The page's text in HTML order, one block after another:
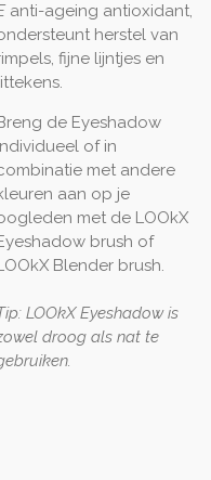
anti-ageing antioxidant,
herstel van
fijne lijntjes en
de Eyeshadow
of in
met andere
aan op je
met de LOOkX
brush of
Blender brush.
LOOkX Eyeshadow is
droog als nat te